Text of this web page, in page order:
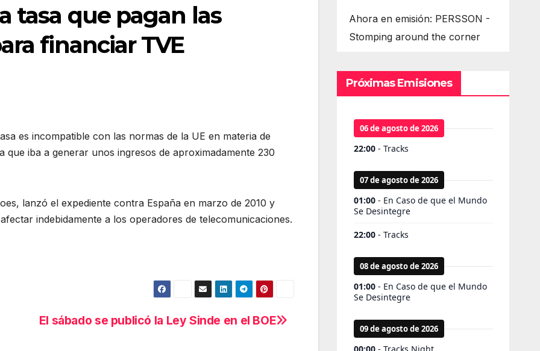
tasa que pagan las
financiar TVE
es incompatible con las normas de la UE en materia de
que iba a generar unos ingresos de aproximadamente 230
lanzó el expediente contra España en marzo de 2010 y
indebidamente a los operadores de telecomunicaciones.
El sábado se publicó la Ley Sinde en el BOE
Ahora en emisión: PERSSON -
Stomping around the corner
Próximas Emisiones